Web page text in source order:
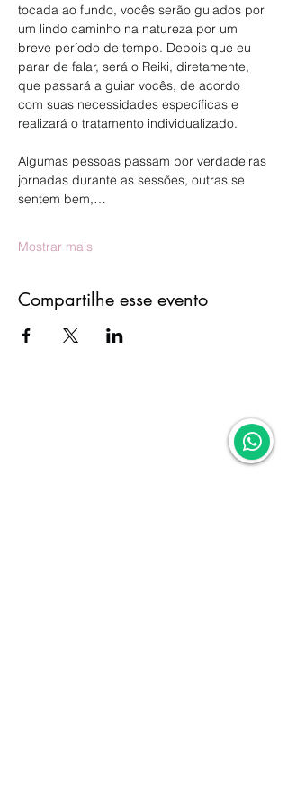
tocada ao fundo, vocês serão guiados por
um lindo caminho na natureza por um
breve período de tempo. Depois que eu
parar de falar, será o Reiki, diretamente,
que passará a guiar vocês, de acordo
com suas necessidades específicas e
realizará o tratamento individualizado.
Algumas pessoas passam por verdadeiras
jornadas durante as sessões, outras se
sentem bem,…
Mostrar mais
Compartilhe esse evento